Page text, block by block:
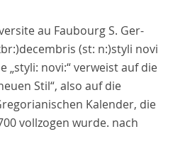
au Faubourg S. Ger-
decembris (st: n:)styli novi
„styli: novi:“ verweist auf die
Stil“, also auf die
Kalender, die
vollzogen wurde. nach